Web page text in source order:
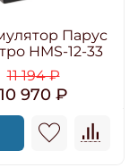
Парус
HMS-12-33
11 194 ₽
10 970 ₽